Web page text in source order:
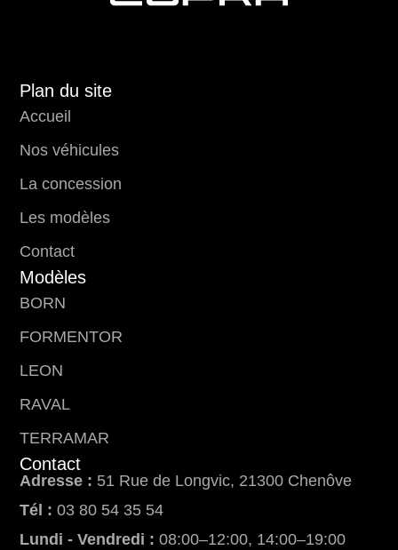
Plan du site
Accueil
Nos véhicules
La concession
Les modèles
Contact
Modèles
BORN
FORMENTOR
LEON
RAVAL
TERRAMAR
Contact
Adresse : 51 Rue de Longvic, 21300 Chenôve
Tél :03 80 54 35 54
Lundi - Vendredi : 08:00–12:00, 14:00–19:00